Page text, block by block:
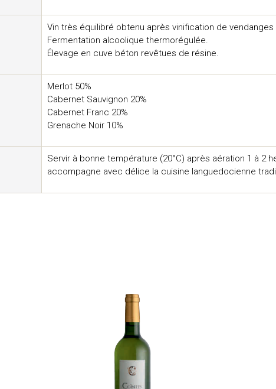
Vin très équilibré obtenu après vinification de
Fermentation alcoolique thermorégulée.
Élevage en cuve béton revêtues de résine.
Merlot 50%
Cabernet Sauvignon 20%
Cabernet Franc 20%
Grenache Noir 10%
Servir à bonne température (20°C) après aération 1 à 2
accompagne avec délice la cuisine languedocienne